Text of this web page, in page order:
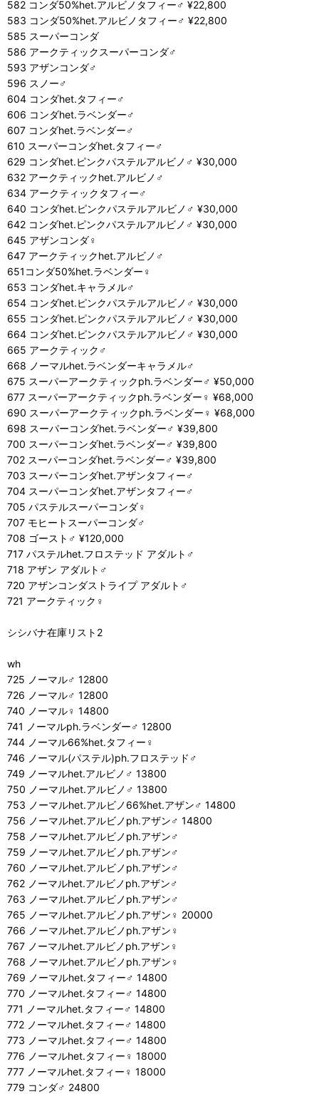
582 コンダ50%het.アルビノタフィー♂ ¥22,800
583 コンダ50%het.アルビノタフィー♂ ¥22,800
585 スーパーコンダ
586 アークティックスーパーコンダ♂
593 アザンコンダ♂
596 スノー♂
604 コンダhet.タフィー♂
606 コンダhet.ラベンダー♂
607 コンダhet.ラベンダー♂
610 スーパーコンダhet.タフィー♂
629 コンダhet.ピンクパステルアルビノ♂ ¥30,000
632 アークティックhet.アルビノ♂
634 アークティックタフィー♂
640 コンダhet.ピンクパステルアルビノ♂ ¥30,000
642 コンダhet.ピンクパステルアルビノ♂ ¥30,000
645 アザンコンダ♀
647 アークティックhet.アルビノ♂
651コンダ50%het.ラベンダー♀
653 コンダhet.キャラメル♂
654 コンダhet.ピンクパステルアルビノ♂ ¥30,000
655 コンダhet.ピンクパステルアルビノ♂ ¥30,000
664 コンダhet.ピンクパステルアルビノ♂ ¥30,000
665 アークティック♂
668 ノーマルhet.ラベンダーキャラメル♂
675 スーパーアークティックph.ラベンダー♂ ¥50,000
677 スーパーアークティックph.ラベンダー♀ ¥68,000
690 スーパーアークティックph.ラベンダー♀ ¥68,000
698 スーパーコンダhet.ラベンダー♂ ¥39,800
700 スーパーコンダhet.ラベンダー♂ ¥39,800
702 スーパーコンダhet.ラベンダー♂ ¥39,800
703 スーパーコンダhet.アザンタフィー♂
704 スーパーコンダhet.アザンタフィー♂
705 パステルスーパーコンダ♀
707 モヒートスーパーコンダ♂
708 ゴースト♂ ¥120,000
717 パステルhet.フロステッド アダルト♂
718 アザン アダルト♂
720 アザンコンダストライプ アダルト♂
721 アークティック♀
シシバナ在庫リスト2
wh
725 ノーマル♂ 12800
726 ノーマル♂ 12800
740 ノーマル♀ 14800
741 ノーマルph.ラベンダー♂ 12800
744 ノーマル66%het.タフィー♀
746 ノーマル(パステル)ph.フロステッド♂
749 ノーマルhet.アルビノ♂ 13800
750 ノーマルhet.アルビノ♂ 13800
753 ノーマルhet.アルビノ66%het.アザン♂ 14800
756 ノーマルhet.アルビノph.アザン♂ 14800
758 ノーマルhet.アルビノph.アザン♂
759 ノーマルhet.アルビノph.アザン♂
760 ノーマルhet.アルビノph.アザン♂
762 ノーマルhet.アルビノph.アザン♂
763 ノーマルhet.アルビノph.アザン♂
765 ノーマルhet.アルビノph.アザン♀ 20000
766 ノーマルhet.アルビノph.アザン♀
767 ノーマルhet.アルビノph.アザン♀
768 ノーマルhet.アルビノph.アザン♀
769 ノーマルhet.タフィー♂ 14800
770 ノーマルhet.タフィー♂ 14800
771 ノーマルhet.タフィー♂ 14800
772 ノーマルhet.タフィー♂ 14800
773 ノーマルhet.タフィー♂ 14800
776 ノーマルhet.タフィー♀ 18000
777 ノーマルhet.タフィー♀ 18000
779 コンダ♂ 24800